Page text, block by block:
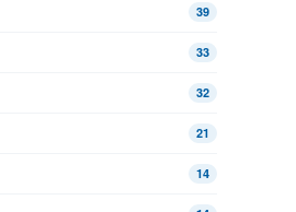
39
33
32
21
14